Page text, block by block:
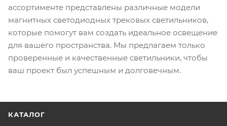
ассортименте представлены различные модели
магнитных светодиодных трековых светильников,
которые помогут вам создать идеальное освещение
для вашего пространства. Мы предлагаем только
проверенные и качественные светильники, чтобы
ваш проект был успешным и долговечным.
КАТАЛОГ